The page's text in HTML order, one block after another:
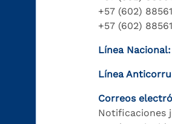
+57 (602)
+57 (602)
Línea Nacional:
Línea
Correos
Notificaciones